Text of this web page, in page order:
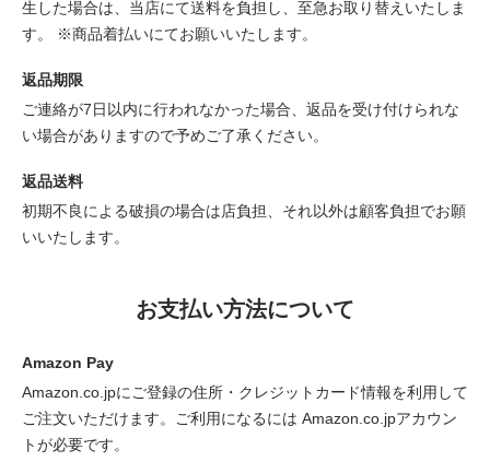
生した場合は、当店にて送料を負担し、至急お取り替えいたしま
す。 ※商品着払いにてお願いいたします。
返品期限
ご連絡が7日以内に行われなかった場合、返品を受け付けられな
い場合がありますので予めご了承ください。
返品送料
初期不良による破損の場合は店負担、それ以外は顧客負担でお願
いいたします。
お支払い方法について
Amazon Pay
Amazon.co.jpにご登録の住所・クレジットカード情報を利用して
ご注文いただけます。ご利用になるには Amazon.co.jpアカウン
トが必要です。